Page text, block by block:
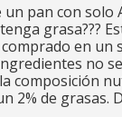
pan con solo
grasa???
en un
no
composición
2% de grasas.